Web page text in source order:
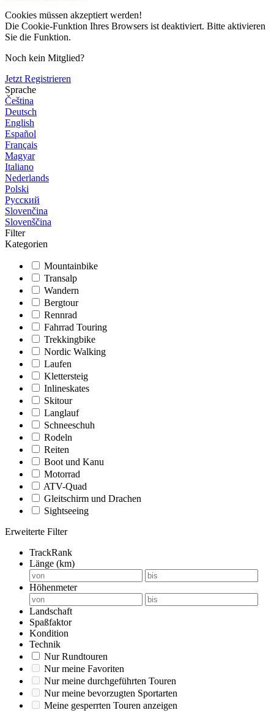
Cookies müssen akzeptiert werden!
Die Cookie-Funktion Ihres Browsers ist deaktiviert. Bitte aktivieren
Sie die Funktion.
Noch kein Mitglied?
Jetzt Registrieren
Sprache
Čeština
Deutsch
English
Español
Français
Magyar
Italiano
Nederlands
Polski
Русский
Slovenčina
Slovenščina
Filter
Kategorien
Mountainbike
Transalp
Wandern
Bergtour
Rennrad
Fahrrad Touring
Trekkingbike
Nordic Walking
Laufen
Klettersteig
Inlineskates
Skitour
Langlauf
Schneeschuh
Rodeln
Reiten
Boot und Kanu
Motorrad
ATV-Quad
Gleitschirm und Drachen
Sightseeing
Erweiterte Filter
TrackRank
Länge (km)
Höhenmeter
Landschaft
Spaßfaktor
Kondition
Technik
Nur Rundtouren
Nur meine Favoriten
Nur meine durchgeführten Touren
Nur meine bevorzugten Sportarten
Meine gesperrten Touren anzeigen